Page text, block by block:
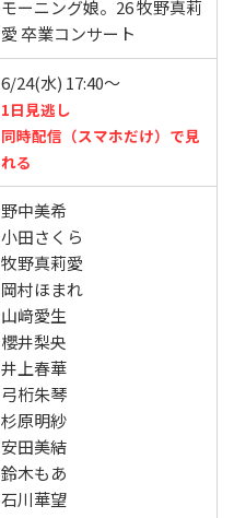
モーニング娘。26 牧野真莉
愛 卒業コンサート
6/24(水) 17:40～
1日見逃し
同時配信（スマホだけ）で見
れる
野中美希
小田さくら
牧野真莉愛
岡村ほまれ
山﨑愛生
櫻井梨央
井上春華
弓桁朱琴
杉原明紗
安田美結
鈴木もあ
石川華望